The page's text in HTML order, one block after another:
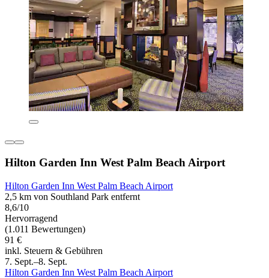
Hilton Garden Inn West Palm Beach Airport
Hilton Garden Inn West Palm Beach Airport
2,5 km von Southland Park entfernt
8,6/10
Hervorragend
(1.011 Bewertungen)
91 €
inkl. Steuern & Gebühren
7. Sept.–8. Sept.
Hilton Garden Inn West Palm Beach Airport